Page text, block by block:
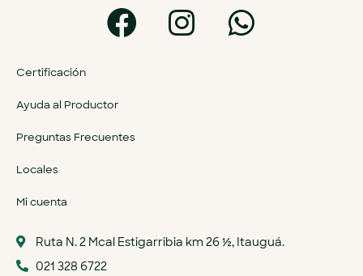
Certificación
Ayuda al Productor
Preguntas Frecuentes
Locales
Mi cuenta
Ruta N. 2 Mcal Estigarribia km 26 ½, Itauguá.
021 328 6722